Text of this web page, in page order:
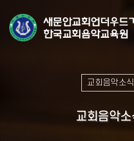
교회음악소식
교회음악소